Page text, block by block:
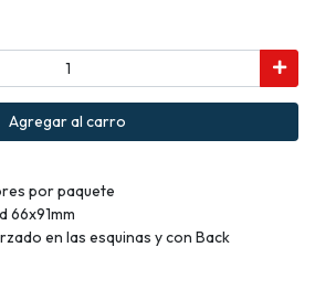
Agregar al carro
por paquete
66x91mm
en las esquinas y con Back